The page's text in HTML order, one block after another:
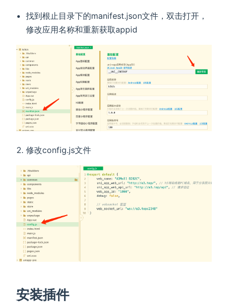
找到根止目录下的manifest.json文件，双击打开，
修改应用名称和重新获取appid
修改config.js文件
安装插件